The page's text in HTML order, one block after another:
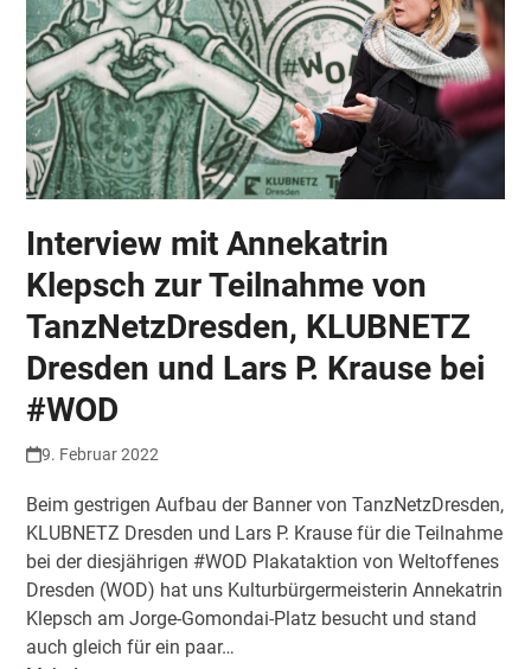
Interview mit Annekatrin
Klepsch zur Teilnahme von
TanzNetzDresden, KLUBNETZ
Dresden und Lars P. Krause bei
#WOD
9. Februar 2022
Beim gestrigen Aufbau der Banner von TanzNetzDresden,
KLUBNETZ Dresden und Lars P. Krause für die Teilnahme
bei der diesjährigen #WOD Plakataktion von Weltoffenes
Dresden (WOD) hat uns Kulturbürgermeisterin Annekatrin
Klepsch am Jorge-Gomondai-Platz besucht und stand
auch gleich für ein paar…